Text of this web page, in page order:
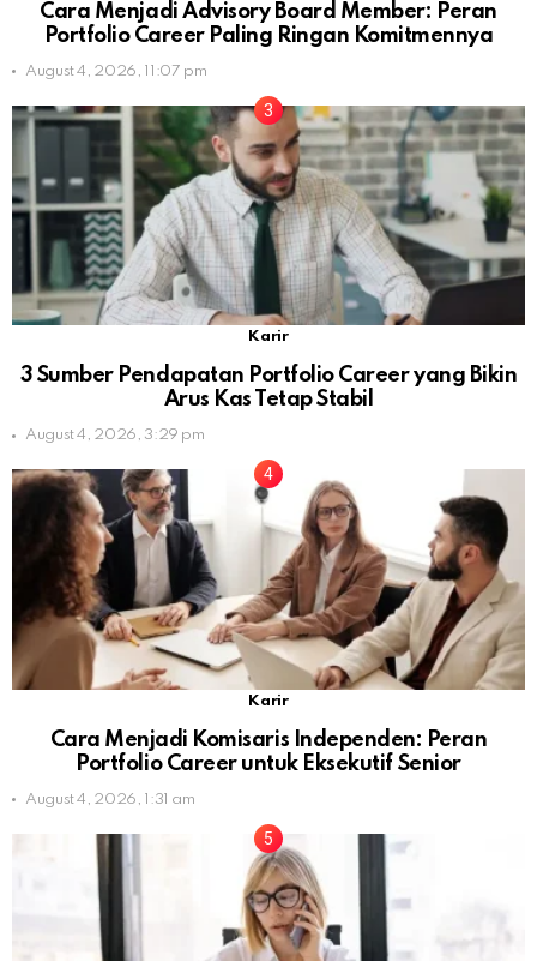
Cara Menjadi Advisory Board Member: Peran
Portfolio Career Paling Ringan Komitmennya
August 4, 2026, 11:07 pm
Karir
3 Sumber Pendapatan Portfolio Career yang Bikin
Arus Kas Tetap Stabil
August 4, 2026, 3:29 pm
Karir
Cara Menjadi Komisaris Independen: Peran
Portfolio Career untuk Eksekutif Senior
August 4, 2026, 1:31 am